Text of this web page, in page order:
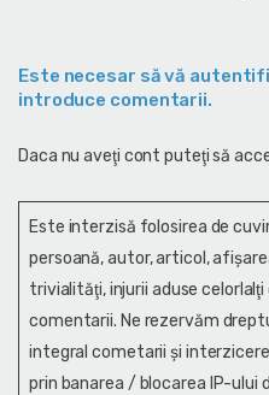
Este necesar să vă
introduce comentarii.
Daca nu aveţi cont puteţi să
Este interzisă folosirea de
persoană, autor, articol,
trivialităţi, injurii aduse
comentarii. Ne rezervăm
integral cometarii și
prin banarea / blocarea IP-ului